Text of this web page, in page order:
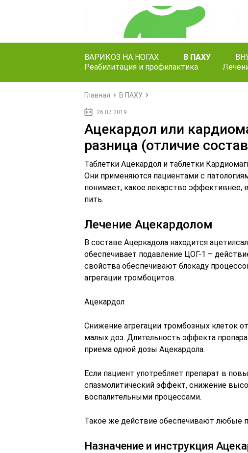
ВАРИКОЗ НА НОГАХ В ПАХУ
Реабилитация и профилактика
Главная В ПАХУ
26.07.2019
Ацекардол или
разница (отличие
Таблетки Ацекардол и таблетки
Они применяются пациентами с
понимает, какое лекарство эффективнее,
пить.
Лечение Ацекардолом
В составе Ацеркадола находится
обеспечивает подавление ЦОГ-1 –
свойства обеспечивают блокаду
агрегации тромбоцитов.
Ацекардол
Снижение агрегации тромбозных клеток
малых доз. Длительность эффекта
приема одной дозы Ацекардола.
Если пациент употребляет препарат в
спазмолитический эффект, снижение
воспалительными процессами.
Такое же действие обеспечивают любые
Назначение и инструкция